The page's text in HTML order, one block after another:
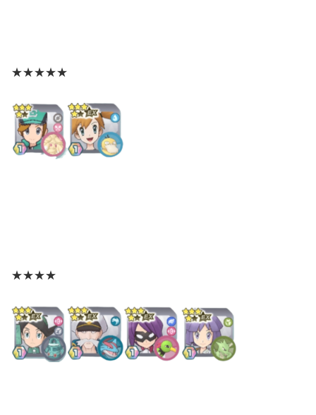
★★★★★
★★★★